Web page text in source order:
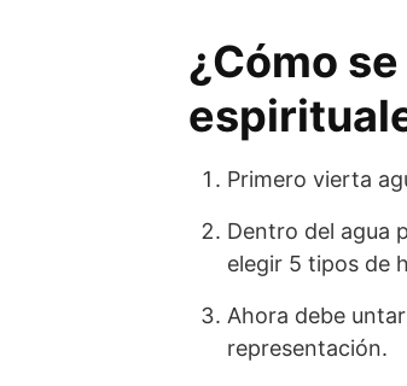
¿Cómo
Primero vierta
Dentro del agua
elegir 5 tipos de
Ahora debe
representación.